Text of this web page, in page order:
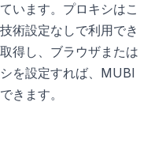
います。プロキシはこ
術設定なしで利用でき
得し、ブラウザまたは
を設定すれば、MUBI
きます。